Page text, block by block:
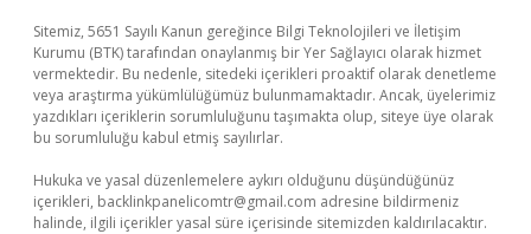
Sitemiz, 5651 Sayılı Kanun gereğince Bilgi Teknolojileri ve İletişim
Kurumu (BTK) tarafından onaylanmış bir Yer Sağlayıcı olarak hizmet
vermektedir. Bu nedenle, sitedeki içerikleri proaktif olarak denetleme
veya araştırma yükümlülüğümüz bulunmamaktadır. Ancak, üyelerimiz
yazdıkları içeriklerin sorumluluğunu taşımakta olup, siteye üye olarak
bu sorumluluğu kabul etmiş sayılırlar.
Hukuka ve yasal düzenlemelere aykırı olduğunu düşündüğünüz
içerikleri, backlinkpanelicomtr@gmail.com adresine bildirmeniz
halinde, ilgili içerikler yasal süre içerisinde sitemizden kaldırılacaktır.